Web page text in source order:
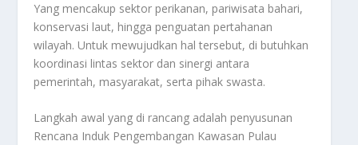
Yang mencakup sektor perikanan, pariwisata bahari,
konservasi laut, hingga penguatan pertahanan
wilayah. Untuk mewujudkan hal tersebut, di butuhkan
koordinasi lintas sektor dan sinergi antara
pemerintah, masyarakat, serta pihak swasta.
Langkah awal yang di rancang adalah penyusunan
Rencana Induk Pengembangan Kawasan Pulau